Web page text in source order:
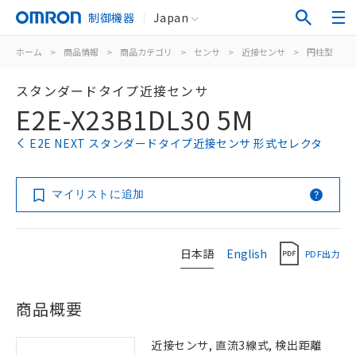
制御機器 Japan
ホーム > 商品情報 > 商品カテゴリ > センサ > 近接センサ > 円柱型
スタンダードタイプ近接センサ
E2E-X23B1DL30 5M
E2E NEXT スタンダードタイプ近接センサ 形式セレクタ
マイリストに追加
日本語 English PDF出力
商品概要
近接センサ, 直流3線式, 検出距離